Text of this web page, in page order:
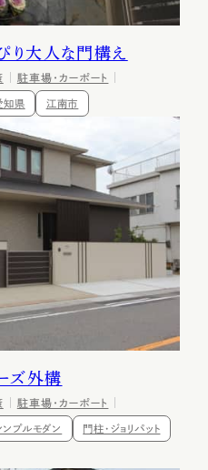
大人な門構え
駐車場・カーポート
知県 江南市
ズ外構
駐車場・カーポート
ンプルモダン 門柱・ジョリパット